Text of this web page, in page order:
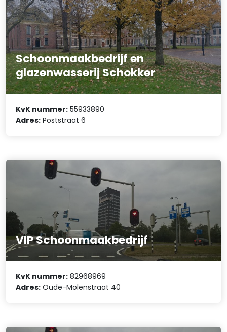
Schoonmaakbedrijf en
glazenwasserij Schokker
KvK nummer: 55933890
Adres: Poststraat 6
VIP Schoonmaakbedrijf
KvK nummer: 82968969
Adres: Oude-Molenstraat 40